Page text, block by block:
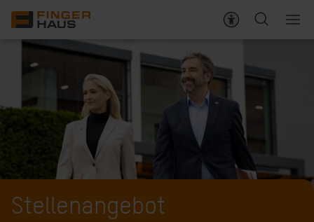
Stellenangebote
Ihre Vorteile
Über FingerHaus
Stellenangebot